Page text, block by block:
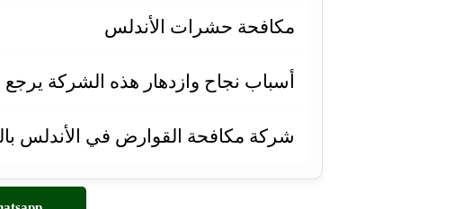
مكافحة حشرات الأندلس
أسباب نجاح وازدهار هذه الشركة يرجع
شركة مكافحة القوارض في الأندلس